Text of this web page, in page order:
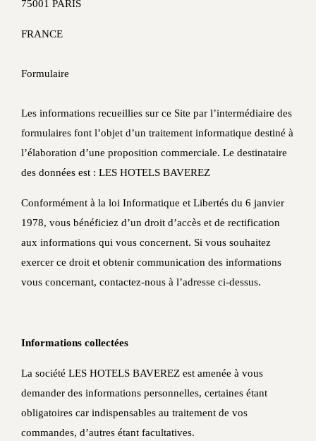
75001 PARIS
FRANCE
Formulaire
Les informations recueillies sur ce Site par l’intermédiaire des
formulaires font l’objet d’un traitement informatique destiné à
l’élaboration d’une proposition commerciale. Le destinataire
des données est : LES HOTELS BAVEREZ
Conformément à la loi Informatique et Libertés du 6 janvier
1978, vous bénéficiez d’un droit d’accès et de rectification
aux informations qui vous concernent. Si vous souhaitez
exercer ce droit et obtenir communication des informations
vous concernant, contactez-nous à l’adresse ci-dessus.
Informations collectées
La société LES HOTELS BAVEREZ est amenée à vous
demander des informations personnelles, certaines étant
obligatoires car indispensables au traitement de vos
commandes, d’autres étant facultatives.